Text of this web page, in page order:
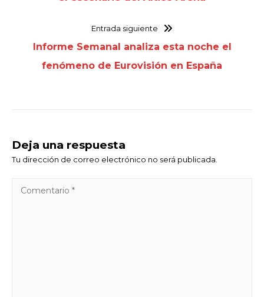
Entrada siguiente
Informe Semanal analiza esta noche el
fenómeno de Eurovisión en España
Deja una respuesta
Tu dirección de correo electrónico no será publicada.